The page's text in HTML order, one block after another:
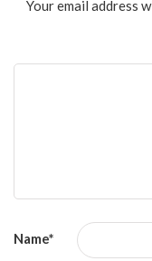
Your email address
Name*